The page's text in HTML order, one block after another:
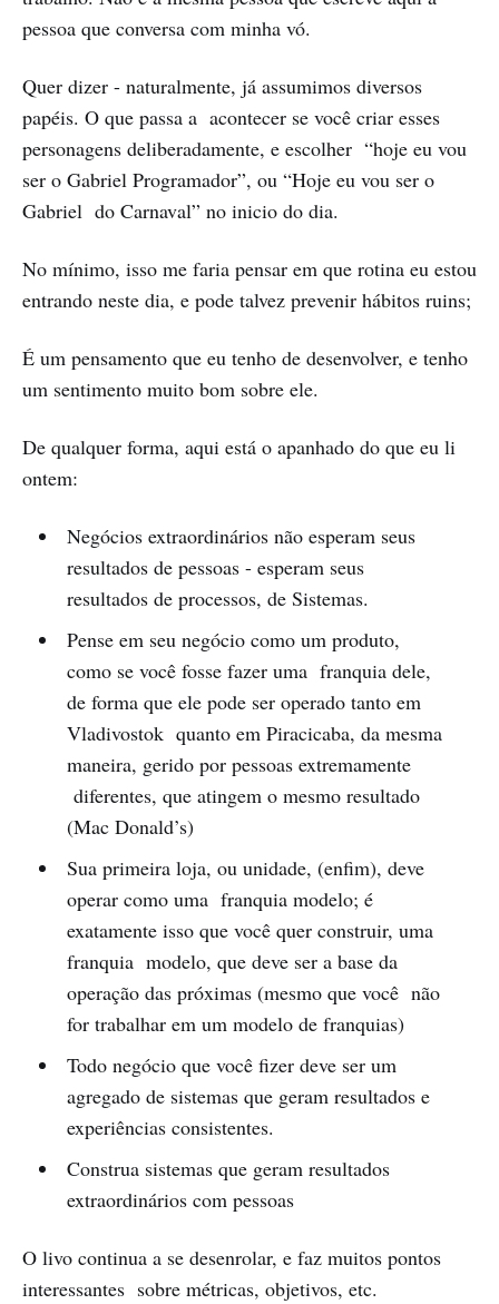
pessoa que conversa com minha vó.
Quer dizer - naturalmente, já assumimos diversos
papéis. O que passa a acontecer se você criar esses
personagens deliberadamente, e escolher “hoje eu vou
ser o Gabriel Programador”, ou “Hoje eu vou ser o
Gabriel do Carnaval” no inicio do dia.
No mínimo, isso me faria pensar em que rotina eu estou
entrando neste dia, e pode talvez prevenir hábitos ruins;
É um pensamento que eu tenho de desenvolver, e tenho
um sentimento muito bom sobre ele.
De qualquer forma, aqui está o apanhado do que eu li
ontem:
Negócios extraordinários não esperam seus
resultados de pessoas - esperam seus
resultados de processos, de Sistemas.
Pense em seu negócio como um produto,
como se você fosse fazer uma franquia dele,
de forma que ele pode ser operado tanto em
Vladivostok quanto em Piracicaba, da mesma
maneira, gerido por pessoas extremamente
diferentes, que atingem o mesmo resultado
(Mac Donald’s)
Sua primeira loja, ou unidade, (enfim), deve
operar como uma franquia modelo; é
exatamente isso que você quer construir, uma
franquia modelo, que deve ser a base da
operação das próximas (mesmo que você não
for trabalhar em um modelo de franquias)
Todo negócio que você fizer deve ser um
agregado de sistemas que geram resultados e
experiências consistentes.
Construa sistemas que geram resultados
extraordinários com pessoas
O livo continua a se desenrolar, e faz muitos pontos
interessantes sobre métricas, objetivos, etc.